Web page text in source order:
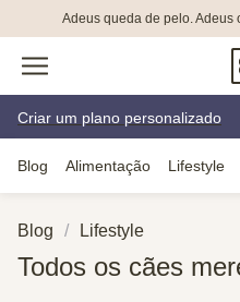
Adeus queda de pelo. Adeus
Criar um plano personalizado
Blog Alimentação Lifestyle
Blog Lifestyle
Todos os cães